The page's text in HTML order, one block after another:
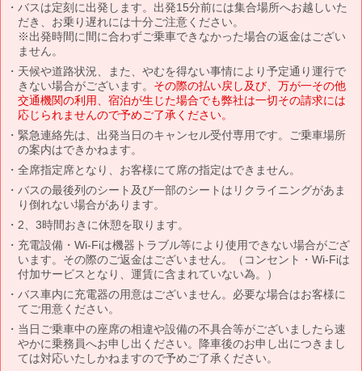
バスは定刻に出発します。出発15分前には集合場所へお越しいた
だき、お乗り遅れには十分ご注意ください。
※出発時間に間に合わずご乗車できなかった場合の返金はござい
ません。
天候や道路状況、また、やむを得ない事情により予定通り運行で
きない場合がございます。 その際の払い戻し及び、万が一その他
交通機関の利用、宿泊が生じた場合でも弊社は一切その請求には
応じられませんので予めご了承ください。
緊急連絡先は、出発当日のキャンセル受付専用です。ご乗車場所
の案内はできかねます。
全席指定席となり、お客様にて席の指定はできません。
バスの最後列のシート及び一部のシートはリクライニングがあま
り倒れない場合があります。
2、3時間おきに休憩を取ります。
充電設備・Wi-Fiは機器トラブル等により使用できない場合がござ
います。その際のご返金はございません。（コンセント・Wi-Fiは
付加サービスとなり、運賃に含まれていない為。）
バス車内に充電器の用意はございません。必要な場合はお客様に
てご用意ください。
当日ご乗車中の座席の相違や設備の不具合等がございましたら速
やかに乗務員へお申し出ください。降車後のお申し出につきまし
ては対応いたしかねますので予めご了承ください。